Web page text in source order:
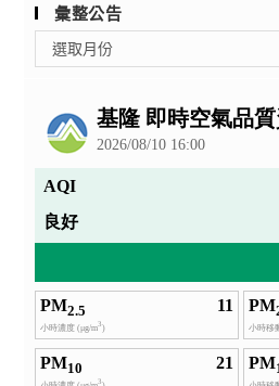
彙整公告
整
選取月份